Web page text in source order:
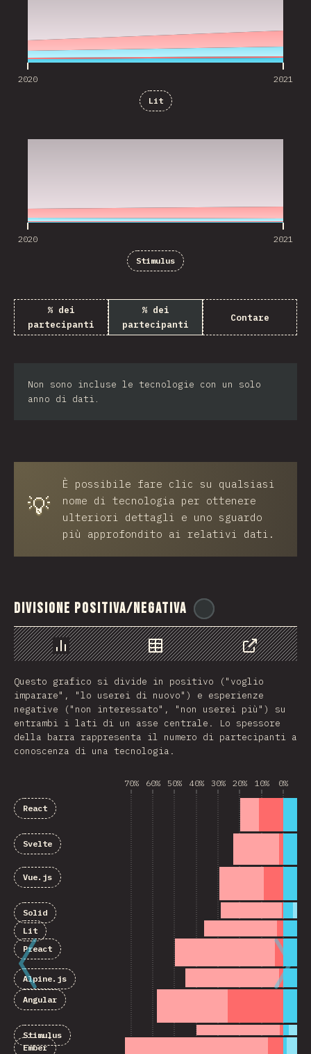
2020 2021
Lit
2020 2021
Stimulus
% dei
partecipanti
% dei
partecipanti
Contare
Non sono incluse le tecnologie con un solo
anno di dati.
💡
È possibile fare clic su qualsiasi
nome di tecnologia per ottenere
ulteriori dettagli e uno sguardo
più approfondito ai relativi dati.
Divisione positiva/negativa
Grafico Dati
Condividere
Questo grafico si divide in positivo ("voglio
imparare", "lo userei di nuovo") e esperienze
negative ("non interessato", "non userei più") su
entrambi i lati di un asse centrale. Lo spessore
della barra rappresenta il numero di partecipanti a
conoscenza di una tecnologia.
70% 60% 50% 40% 30% 20% 10% 0%
React
Svelte
Vue.js
Solid
Lit
Preact
Alpine.js
Angular
Stimulus
Ember